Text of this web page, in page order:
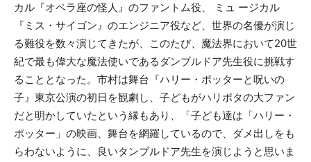
カル『オペラ座の怪人』のファントム役、 ミュ ージカル
『ミス・サイゴン』のエンジニア役など、世界の名優が演じ
る難役を数々演じてきたが、このたび、魔法界において20世
紀で最も偉大な魔法使いであるダンブルドア先生役に挑戦す
ることとなった。市村は舞台『ハリー・ポッターと呪いの
子』東京公演の初日を観劇し、子どもがハリポタの大ファン
だと明かしていたという縁もあり、「子ども達は「ハリー・
ポッター」の映画、舞台を網羅しているので、ダメ出しをも
らわないように、良いタンブルドア先生を演じようと思いま